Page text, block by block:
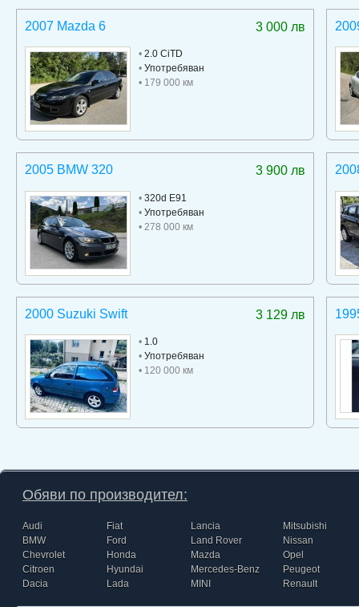
3 000 лв
2007 Mazda 6
• 2.0 CiTD
• Употребяван
• 179 000 км
3 900 лв
2005 BMW 320
• 320d E91
• Употребяван
• 278 000 км
3 129 лв
2000 Suzuki Swift
• 1.0
• Употребяван
• 120 000 км
Обяви по производител:
Audi
BMW
Chevrolet
Citroen
Dacia
Fiat
Ford
Honda
Hyundai
Lada
Lancia
Land Rover
Mazda
Mercedes-Benz
MINI
Mitsubishi
Nissan
Opel
Peugeot
Renault